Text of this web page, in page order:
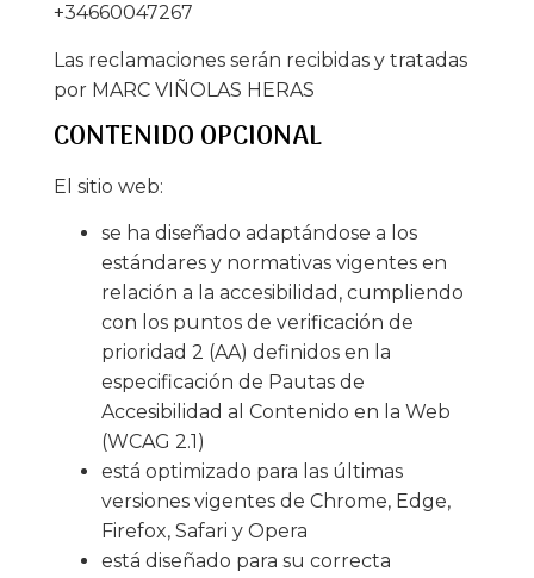
+34660047267
Las reclamaciones serán recibidas y tratadas
por MARC VIÑOLAS HERAS
CONTENIDO OPCIONAL
El sitio web:
se ha diseñado adaptándose a los
estándares y normativas vigentes en
relación a la accesibilidad, cumpliendo
con los puntos de verificación de
prioridad 2 (AA) definidos en la
especificación de Pautas de
Accesibilidad al Contenido en la Web
(WCAG 2.1)
está optimizado para las últimas
versiones vigentes de Chrome, Edge,
Firefox, Safari y Opera
está diseñado para su correcta